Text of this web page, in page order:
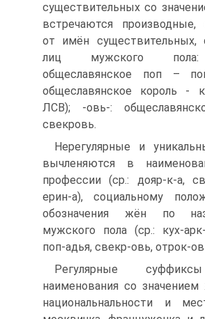
существительных со
встречаются производные,
от имён существительных,
лиц мужского пола:
общеславянское поп –
общеславянское король -
ЛСВ); -овь-:
свекровь.
Нерегулярные и
вычленяются в
профессии (ср.: дояр-к-а,
ерин-а), социальному
обозначения жён по
мужского пола (ср.: кух-
поп-адья, свекр-овь, отрок-
Регулярные
наименования со
национальнальности и